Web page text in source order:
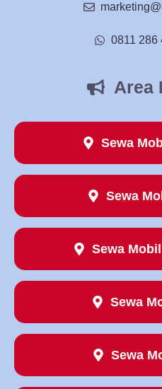
0811 286
Area
Sewa
Sewa
Sewa
Sewa
Sewa